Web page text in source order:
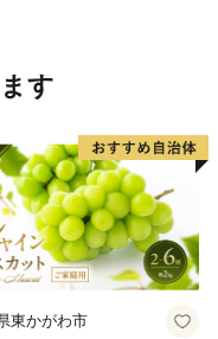
す
東かがわ市